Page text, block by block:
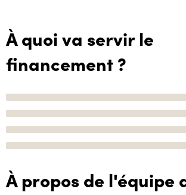
À quoi va servir le
financement ?
À propos de l'équipe